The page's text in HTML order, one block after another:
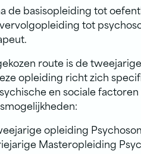
de basisopleiding tot
tot
route is de
opleiding richt zich
en sociale
opleiding
Masteropleiding